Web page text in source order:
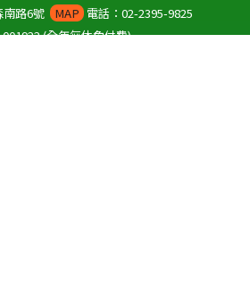
南路6號 MAP 電話：02-2395-9825
(全年無休免付費)